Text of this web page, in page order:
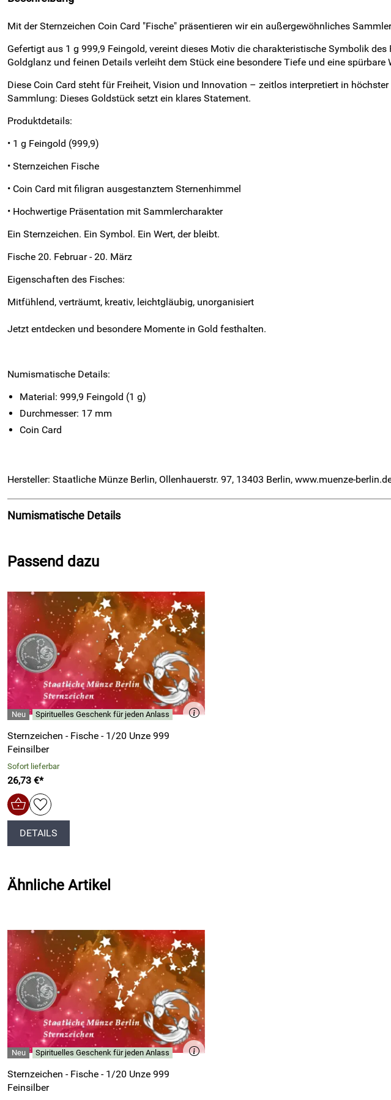
Mit der Sternzeichen Coin Card "Fische" präsentieren wir ein außergewöhnliches
Gefertigt aus 1 g 999,9 Feingold, vereint dieses Motiv die charakteristische Symbolik
Goldglanz und feinen Details verleiht dem Stück eine besondere Tiefe und eine spürbare
Diese Coin Card steht für Freiheit, Vision und Innovation – zeitlos interpretiert in
Sammlung: Dieses Goldstück setzt ein klares Statement.
Produktdetails:
• 1 g Feingold (999,9)
• Sternzeichen Fische
• Coin Card mit filigran ausgestanztem Sternenhimmel
• Hochwertige Präsentation mit Sammlercharakter
Ein Sternzeichen. Ein Symbol. Ein Wert, der bleibt.
Fische 20. Februar - 20. März
Eigenschaften des Fisches:
Mitfühlend, verträumt, kreativ, leichtgläubig, unorganisiert
Jetzt entdecken und besondere Momente in Gold festhalten.
Numismatische Details:
Material: 999,9 Feingold (1 g)
Durchmesser: 17 mm
Coin Card
Hersteller: Staatliche Münze Berlin, Ollenhauerstr. 97, 13403 Berlin, www.muenze-
Numismatische Details
Durchmesser: 17 mm
Coin Card
Passend dazu
Spirituelles Geschenk für jeden Anlass
Sternzeichen - Fische - 1/20 Unze 999
Feinsilber
Sofort lieferbar
26,73 €*
DETAILS
Ähnliche Artikel
Spirituelles Geschenk für jeden Anlass
Sternzeichen - Fische - 1/20 Unze 999
Feinsilber